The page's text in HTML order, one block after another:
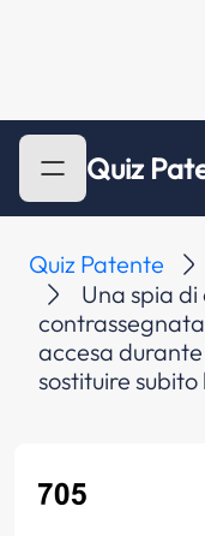
Quiz
Quiz Patente
Una spia di
accesa
sostituire